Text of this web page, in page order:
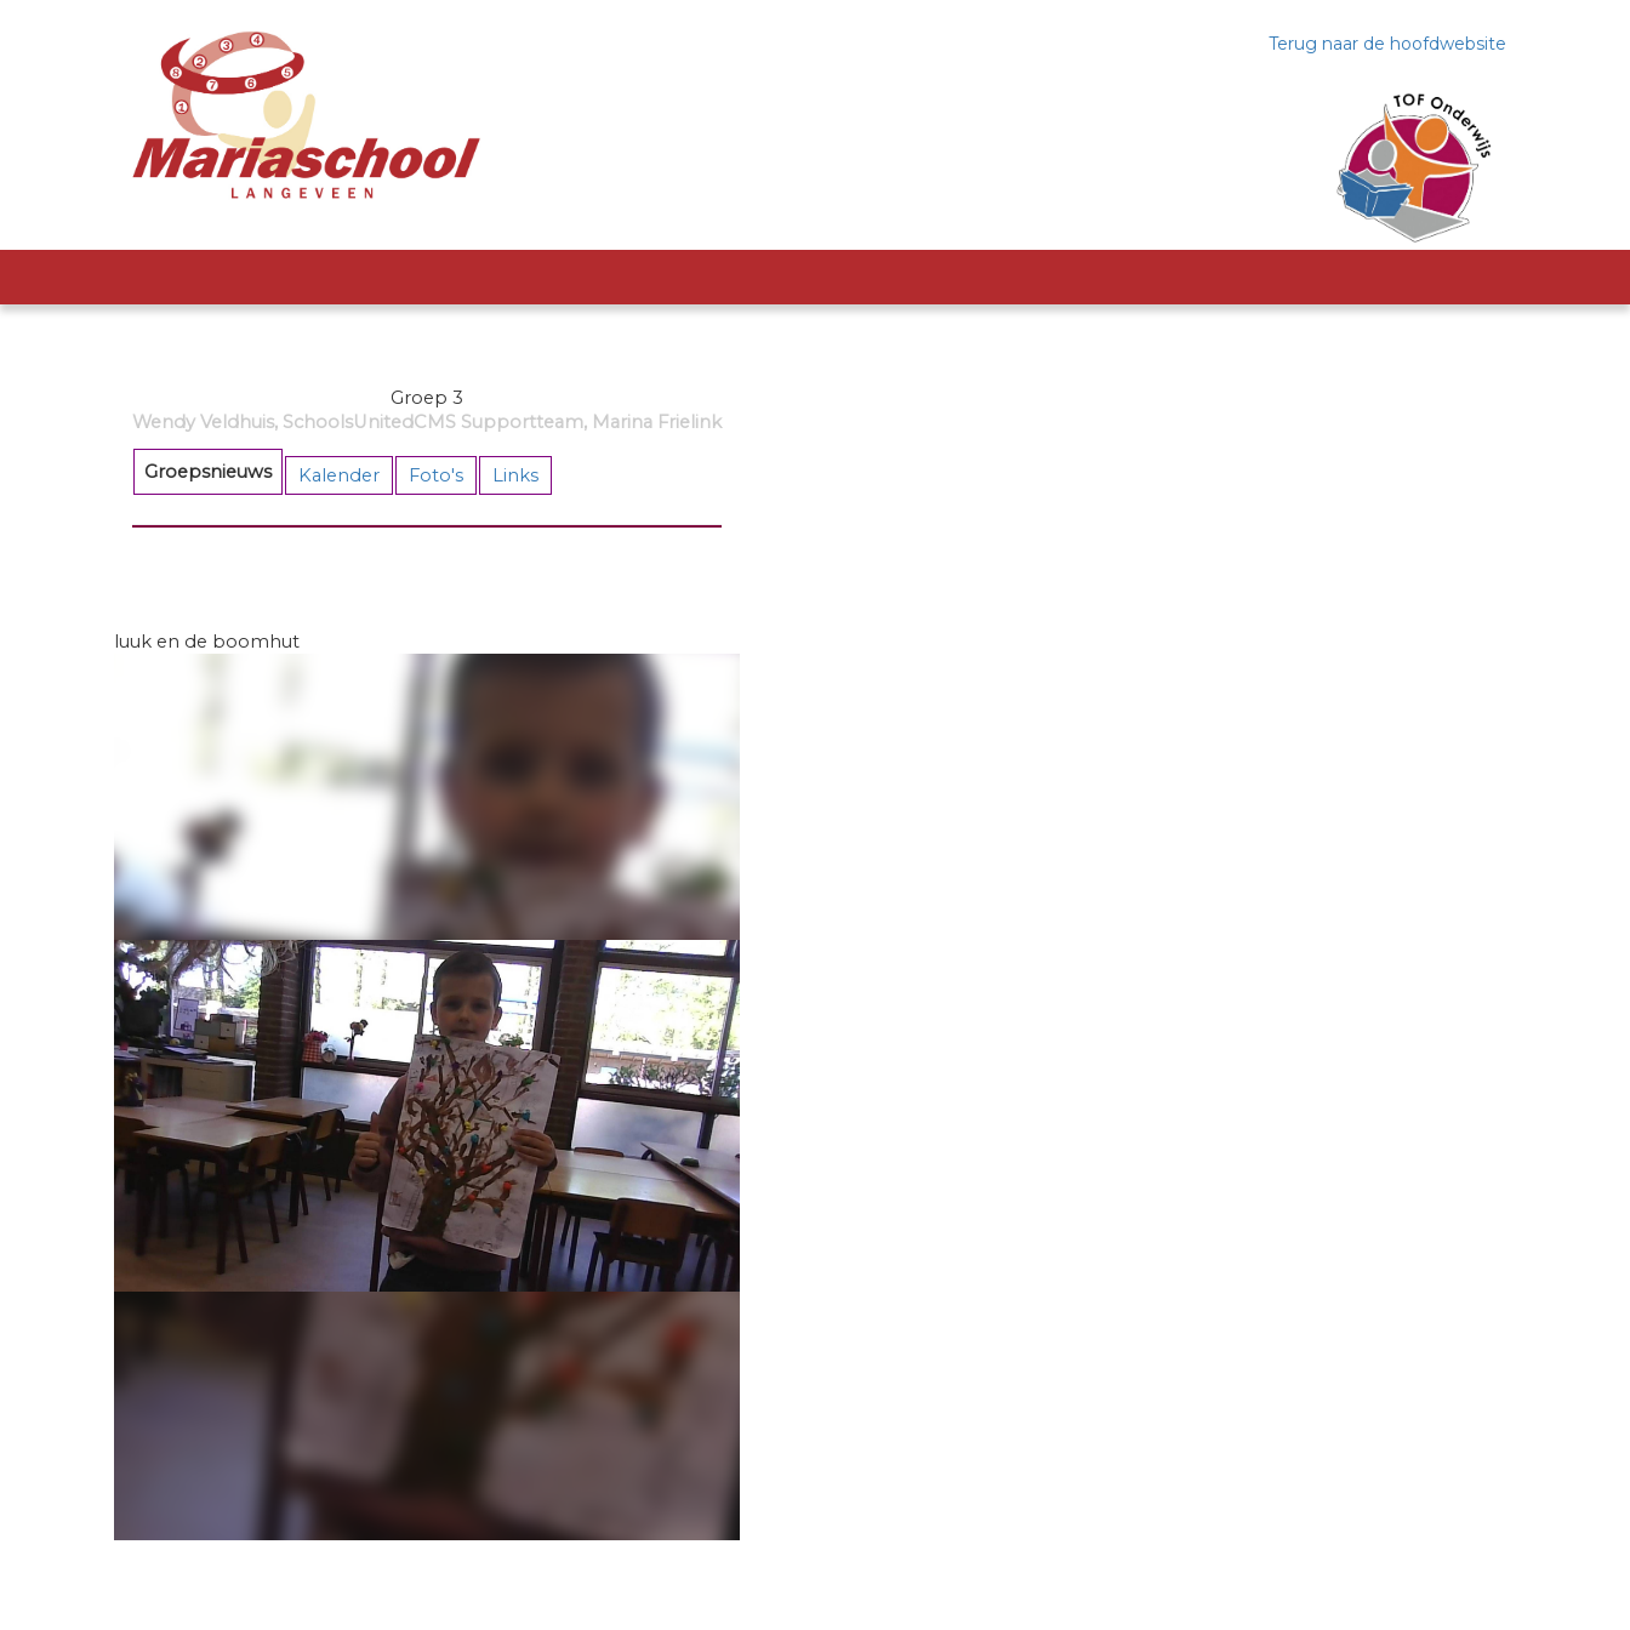
Terug naar de hoofdwebsite
Groep 3
Wendy Veldhuis, SchoolsUnitedCMS Supportteam, Marina Frielink
Groepsnieuws Kalender Foto's Links
luuk en de boomhut